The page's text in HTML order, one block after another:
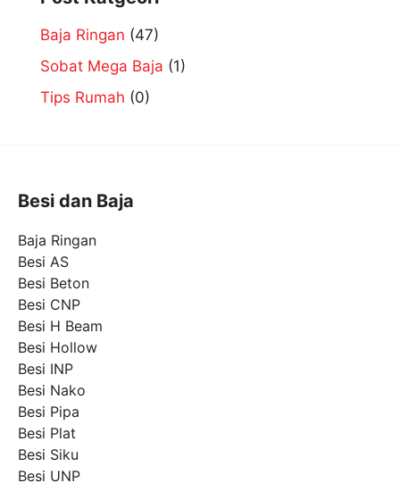
Baja Ringan (47)
Sobat Mega Baja (1)
Tips Rumah (0)
Besi dan Baja
Baja Ringan
Besi AS
Besi Beton
Besi CNP
Besi H Beam
Besi Hollow
Besi INP
Besi Nako
Besi Pipa
Besi Plat
Besi Siku
Besi UNP